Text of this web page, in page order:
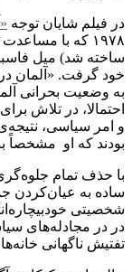
در فیلم شایان توجه
۱۹۷۸ که با
ساخته شد) میل
خود گرفت. «آلمان
احتمالا، در تلاش
و امر سیاسی،
بودند که او
با حذف تمام
ساده به عیان‌کردن
شخصیتی
در در مجادله‌های
تفتیش‌ ناگهانی